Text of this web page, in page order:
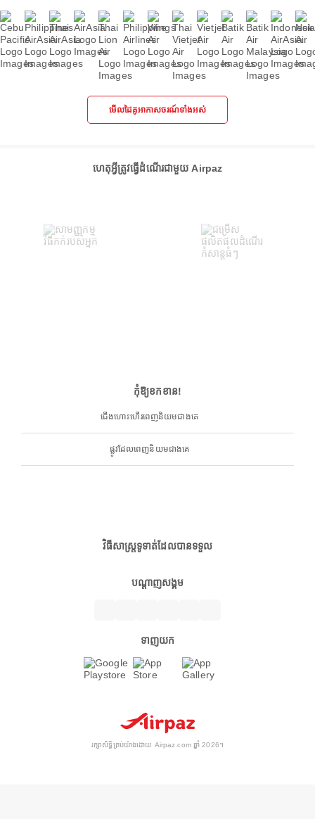
មើលដៃគូអាកាសចរណ៍ទាំងអស់
ហេតុអ្វីត្រូវធ្វើដំណើរជាមួយ Airpaz
កុំឱ្យខកខាន!
ជើងហោះហើរពេញនិយមជាងគេ
ផ្លូវដែលពេញនិយមជាងគេ
វិធីសាស្ត្រទូទាត់ដែលបានទទួល
បណ្តាញសង្គម
ទាញយក
រក្សាសិទ្ធិគ្រប់យ៉ាងដោយ Airpaz.com ឆ្នាំ 2026។